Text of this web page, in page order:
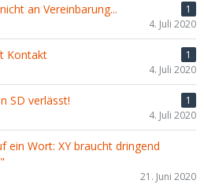
an Vereinbarung...
1
4. Juli 2020
Kontakt
1
4. Juli 2020
SD verlässt!
1
4. Juli 2020
ein Wort: XY braucht dringend
21. Juni 2020